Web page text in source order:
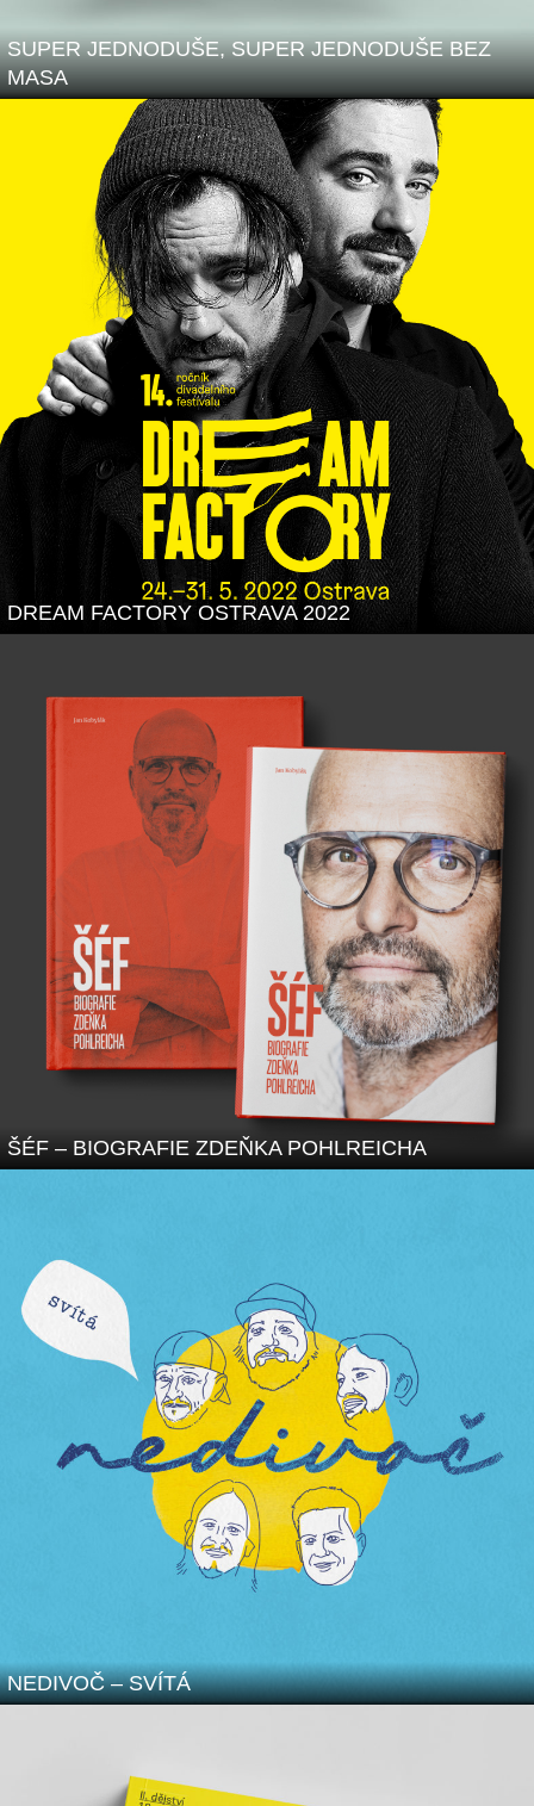
SUPER JEDNODUŠE, SUPER JEDNODUŠE BEZ
MASA
DREAM FACTORY OSTRAVA 2022
ŠÉF – BIOGRAFIE ZDEŇKA POHLREICHA
NEDIVOČ – SVÍTÁ